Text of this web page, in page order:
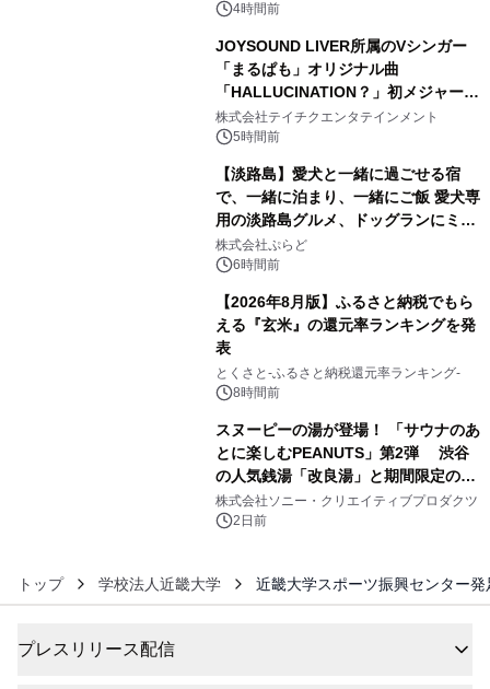
4時間前
JOYSOUND LIVER所属のVシンガー
「まるぱも」オリジナル曲
「HALLUCINATION？」初メジャー配
信リリース決定！
株式会社テイチクエンタテインメント
5時間前
【淡路島】愛犬と一緒に過ごせる宿
で、一緒に泊まり、一緒にご飯 愛犬専
用の淡路島グルメ、ドッグランにミニ
プール グランピングとトレーラーハウ
スの2施設で
株式会社ぷらど
6時間前
【2026年8月版】ふるさと納税でもら
える『玄米』の還元率ランキングを発
表
とくさと-ふるさと納税還元率ランキング-
8時間前
スヌーピーの湯が登場！ 「サウナのあ
とに楽しむPEANUTS」第2弾 渋谷
の人気銭湯「改良湯」と期間限定のコ
ラボレーション サウナイキタイコラ
ボグッズも発売決定！
株式会社ソニー・クリエイティブプロダクツ
2日前
トップ 学校法人近畿大学 近畿大学スポーツ振興センター
プレスリリース配信